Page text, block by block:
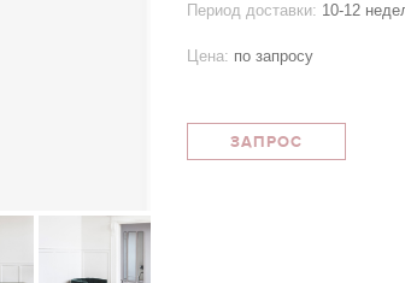
Период доставки: 10-12
Цена: по запросу
ЗАПРОС